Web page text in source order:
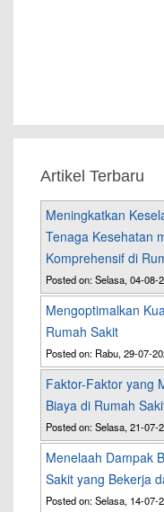
Artikel Terbaru
Meningkatkan
Tenaga Kesehatan
Komprehensif di
Posted on: Selasa, 04-08-
Mengoptimalkan
Rumah Sakit
Posted on: Rabu, 29-07-
Faktor-Faktor yang
Biaya di Rumah
Posted on: Selasa, 21-07-
Menelaah Dampak
Sakit yang Bekerja
Posted on: Selasa, 14-07-